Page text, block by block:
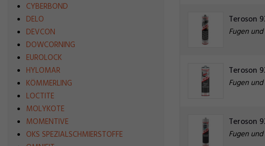
CYBERBOND
DELO
DEVCON
DOWCORNING
EUROLOCK
HYLOMAR
KÖMMERLING
LOCTITE
MOLYKOTE
MOMENTIVE
OKS SPEZIALSCHMIERSTOFFE
Teroson
Fugen
Teroson
Fugen
Teroson
Fugen